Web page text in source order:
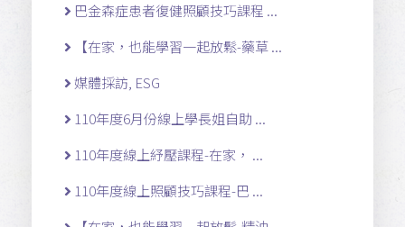
巴金森症患者復健照顧技巧課程 ...
【在家，也能學習一起放鬆-藥草 ...
媒體採訪, ESG
110年度6月份線上學長姐自助 ...
110年度線上紓壓課程-在家， ...
110年度線上照顧技巧課程-巴 ...